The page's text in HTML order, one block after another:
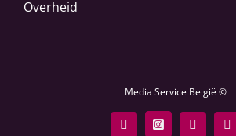
Overheid
Media Service België ©
FacebookInstagramLinkedIn